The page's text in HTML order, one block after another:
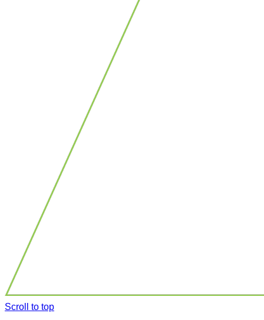
Scroll to top